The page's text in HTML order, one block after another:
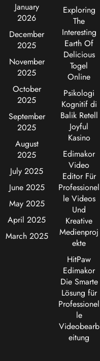
January
2026
December
2025
November
2025
October
2025
September
2025
August
2025
July 2025
June 2025
May 2025
April 2025
March 2025
Exploring
The
Interesting
Earth Of
Delicious
Togel
Online
Psikologi
Kognitif di
Balik Retell
Joyful
Kasino
Edimakor
Video
Editor Für
Professionel
le Videos
Und
Kreative
Medienproj
ekte
HitPaw
Edimakor
Die Smarte
Lösung für
Professionel
le
Videobearb
eitung